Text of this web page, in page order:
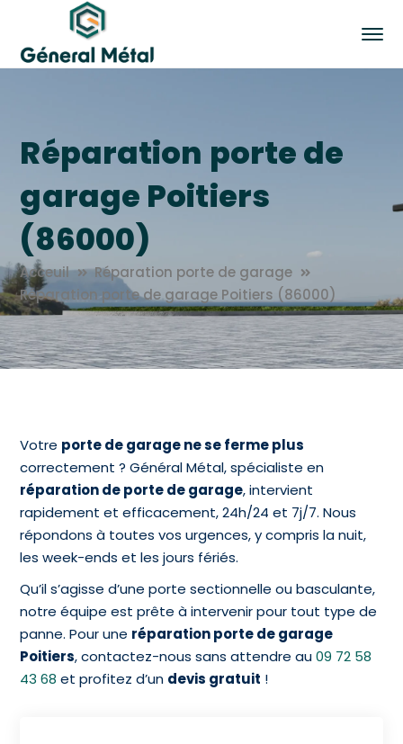
Réparation porte de
garage Poitiers
(86000)
Acceuil
Réparation porte de garage
Réparation porte de garage Poitiers (86000)
Votre porte de garage ne se ferme plus
correctement ? Général Métal, spécialiste en
réparation de porte de garage, intervient
rapidement et efficacement, 24h/24 et 7j/7. Nous
répondons à toutes vos urgences, y compris la nuit,
les week-ends et les jours fériés.
Qu’il s’agisse d’une porte sectionnelle ou basculante,
notre équipe est prête à intervenir pour tout type de
panne. Pour une réparation porte de garage
Poitiers, contactez-nous sans attendre au09 72 58
43 68 et profitez d’un devis gratuit !